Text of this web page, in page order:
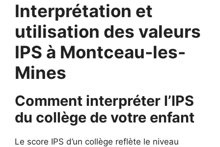
Interprétation et
utilisation des valeurs
IPS à Montceau-les-
Mines
Comment interpréter l’IPS
du collège de votre enfant
Le score IPS d’un collège reflète le niveau